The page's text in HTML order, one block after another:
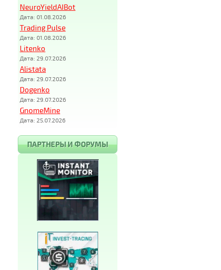
NeuroYieldAIBot
Дата: 01.08.2026
Trading Pulse
Дата: 01.08.2026
Litenko
Дата: 29.07.2026
Alistata
Дата: 29.07.2026
Dogenko
Дата: 29.07.2026
GnomeMine
Дата: 25.07.2026
ПАРТНЕРЫ И ФОРУМЫ